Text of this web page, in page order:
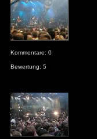
Kommentare: 0
Bewertung: 5